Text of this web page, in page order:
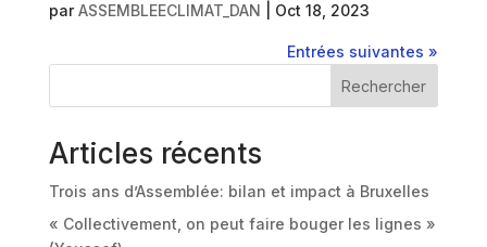
parASSEMBLEECLIMAT_DAN Oct 18, 2023
Entrées suivantes »
Rechercher
Articles récents
Trois ans d’Assemblée: bilan et impact à Bruxelles
« Collectivement, on peut faire bouger les lignes »